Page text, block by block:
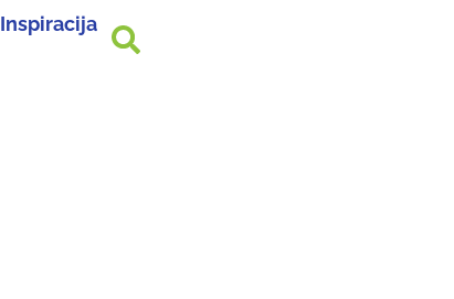
Inspiracija